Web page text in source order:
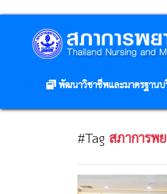
พัฒนาวิชาชีพและมาตรฐาน
#Tagสภาการพ